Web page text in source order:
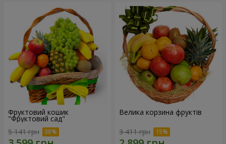
Фруктовий кошик
"Фруктовий сад"
5 141 грн
Велика корзина фруктів
3 411 грн